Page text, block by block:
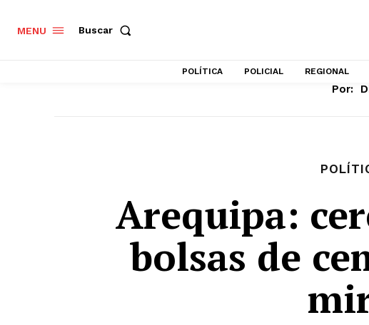
MENU Buscar
POLÍTICA POLICIAL REGIONAL
Por:
Arequipa:
bolsas de